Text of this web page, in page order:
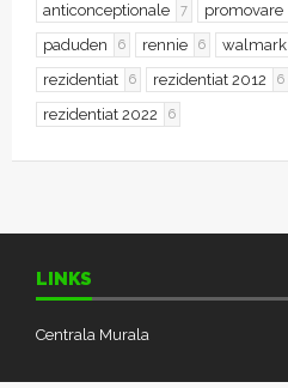
anticonceptionale 7 promovare
paduden 6 rennie 6 walmark
rezidentiat 6 rezidentiat 2012 6
rezidentiat 2022 6
LINKS
Centrala Murala